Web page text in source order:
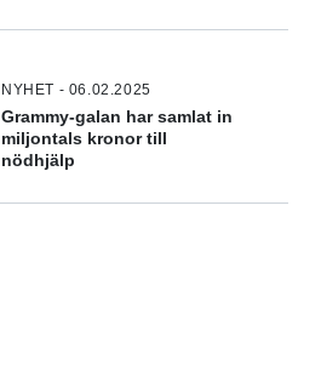
NYHET - 06.02.2025
Grammy-galan har samlat in
miljontals kronor till
nödhjälp